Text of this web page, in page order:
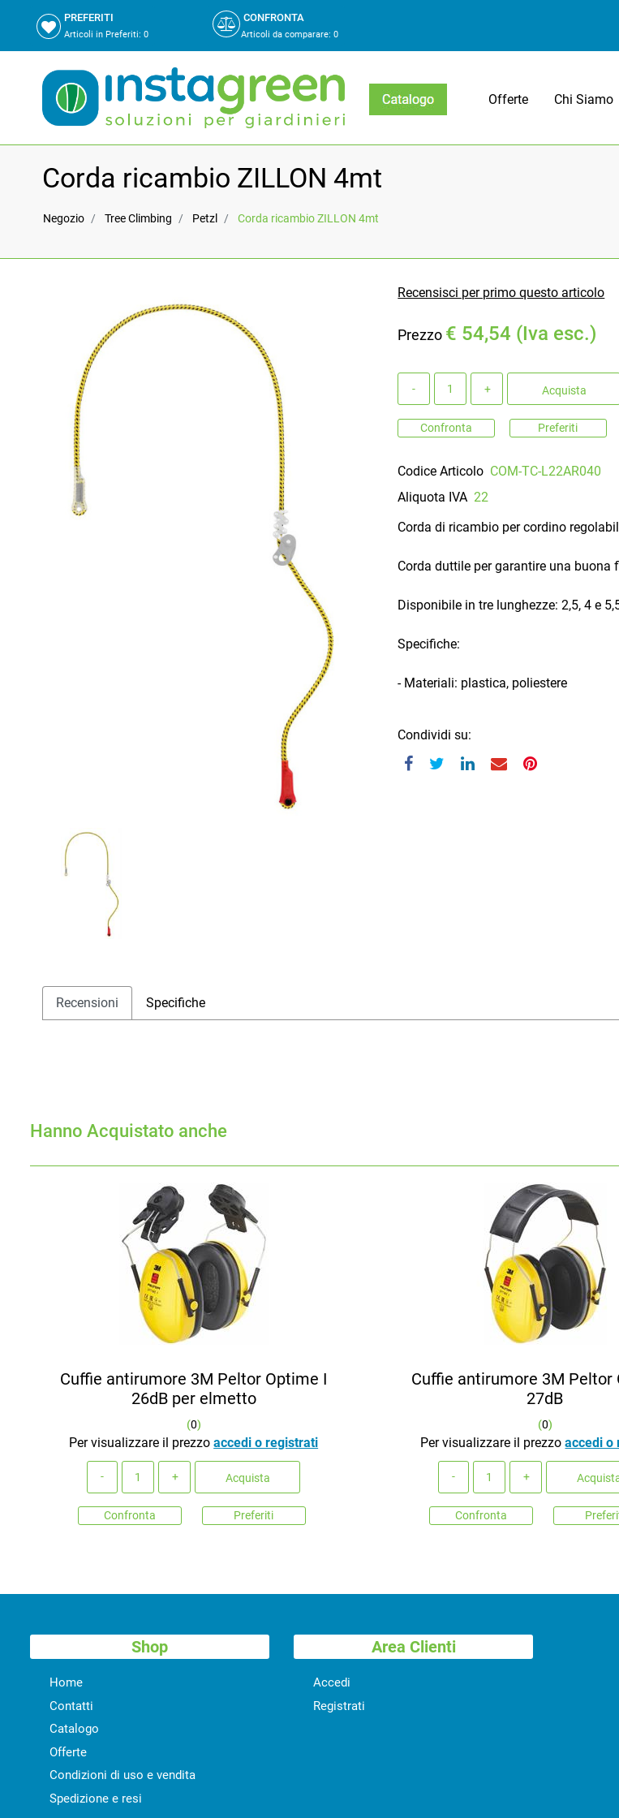
PREFERITI
Articoli in Preferiti: 0
CONFRONTA
Articoli da comparare: 0
Offerte Chi Siamo
Corda ricambio ZILLON 4mt
Negozio Tree Climbing Petzl Corda ricambio ZILLON 4mt
Recensisci per primo questo articolo
Prezzo € 54,54 (Iva esc.)
Acquista
Confronta Preferiti
Codice Articolo COM-TC-L22AR040
Aliquota IVA 22
Corda di ricambio per cordino
Corda duttile per garantire una
Disponibile in tre lunghezze: 2,5, 4 e
Specifiche:
- Materiali: plastica, poliestere
Condividi su:
Recensioni Specifiche
Hanno Acquistato anche
Cuffie antirumore 3M Peltor Optime I
26dB per elmetto
(0)
Per visualizzare il prezzoaccedi o registrati
Acquista
Confronta Preferiti
Cuffie antirumore 3M Peltor
27dB
(0)
Per visualizzare il prezzoaccedi o
Confronta
Shop
Home
Contatti
Catalogo
Offerte
Condizioni di uso e vendita
Spedizione e resi
Area Clienti
Accedi
Registrati